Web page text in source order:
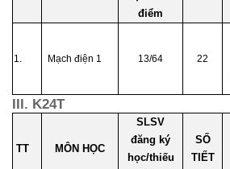
điểm
1. Mạch điện 1 13/64 22
III. K24T
TT MÔN HỌC
SLSV
đăng ký
học/thiếu
SỐ
TIẾT